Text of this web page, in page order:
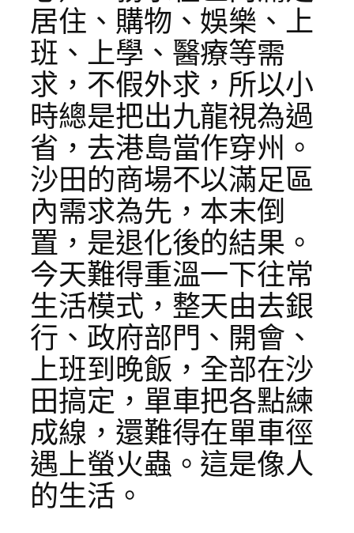
居住、購物、娛樂、上
班、上學、醫療等需
求，不假外求，所以小
時總是把出九龍視為過
省，去港島當作穿州。
沙田的商場不以滿足區
內需求為先，本末倒
置，是退化後的結果。
今天難得重溫一下往常
生活模式，整天由去銀
行、政府部門、開會、
上班到晚飯，全部在沙
田搞定，單車把各點練
成線，還難得在單車徑
遇上螢火蟲。這是像人
的生活。